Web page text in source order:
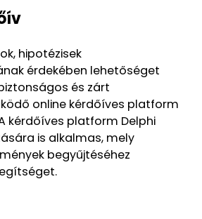
hipotézisek
érdekében lehetőséget
és zárt
online kérdőíves platform
kérdőíves platform Delphi
is alkalmas, mely
begyűjtéséhez